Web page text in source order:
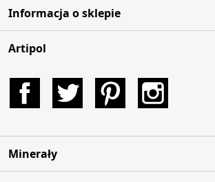
Informacja o sklepie
Artipol
Facebook Twitter Pinterest
Minerały